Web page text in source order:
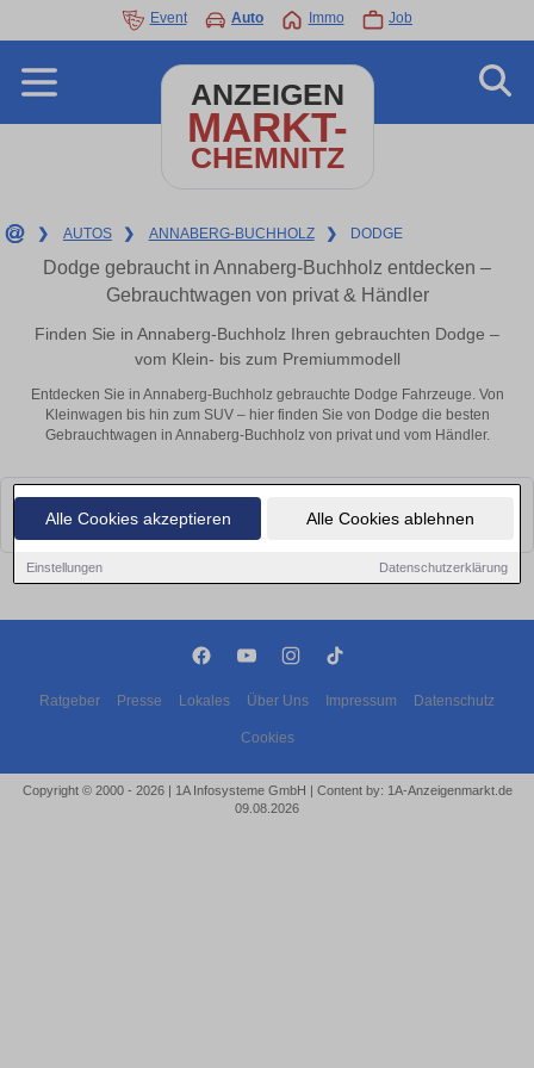
Alle Cookies akzeptieren Alle Cookies ablehnen
Einstellungen Datenschutzerklärung
Event Auto Immo Job
ANZEIGEN
MARKT-
CHEMNITZ
❯ AUTOS ❯ ANNABERG-BUCHHOLZ ❯ DODGE
Dodge gebraucht in Annaberg-Buchholz entdecken –
Gebrauchtwagen von privat & Händler
Finden Sie in Annaberg-Buchholz Ihren gebrauchten Dodge –
vom Klein- bis zum Premiummodell
Entdecken Sie in Annaberg-Buchholz gebrauchte Dodge Fahrzeuge. Von
Kleinwagen bis hin zum SUV – hier finden Sie von Dodge die besten
Gebrauchtwagen in Annaberg-Buchholz von privat und vom Händler.
Leider konnten wir derzeit keine passenden Autos finden. Schauen Sie
bald wieder vorbei!
Ratgeber Presse Lokales Über Uns Impressum Datenschutz
Cookies
Copyright © 2000 - 2026 | 1A Infosysteme GmbH | Content by: 1A-Anzeigenmarkt.de
09.08.2026